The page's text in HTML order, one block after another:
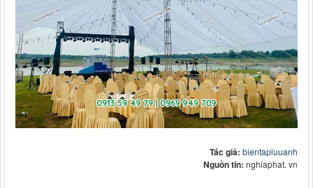
Tác giả: bientapluuanh
Nguồn tin: nghiaphat. vn